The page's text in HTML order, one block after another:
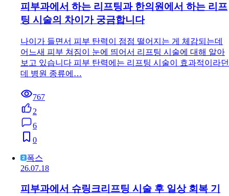
피부과에서 하는 리프팅과 한의원에서 하는 리프
팅 시술의 차이가 궁금합니다
나이가 들면서 피부 탄력이 점점 떨어지는 게 체감되는데
어느새 피부 쳐짐이 눈에 띄어서 리프팅 시술에 대해 알아
보고 있습니다 피부 탄력에는 리프팅 시술이 효과적이라던
데 병원 종류에…
767
2
6
0
폭스
26.07.18
피부과에서 슈링크리프팅 시술 후 일상 회복 기